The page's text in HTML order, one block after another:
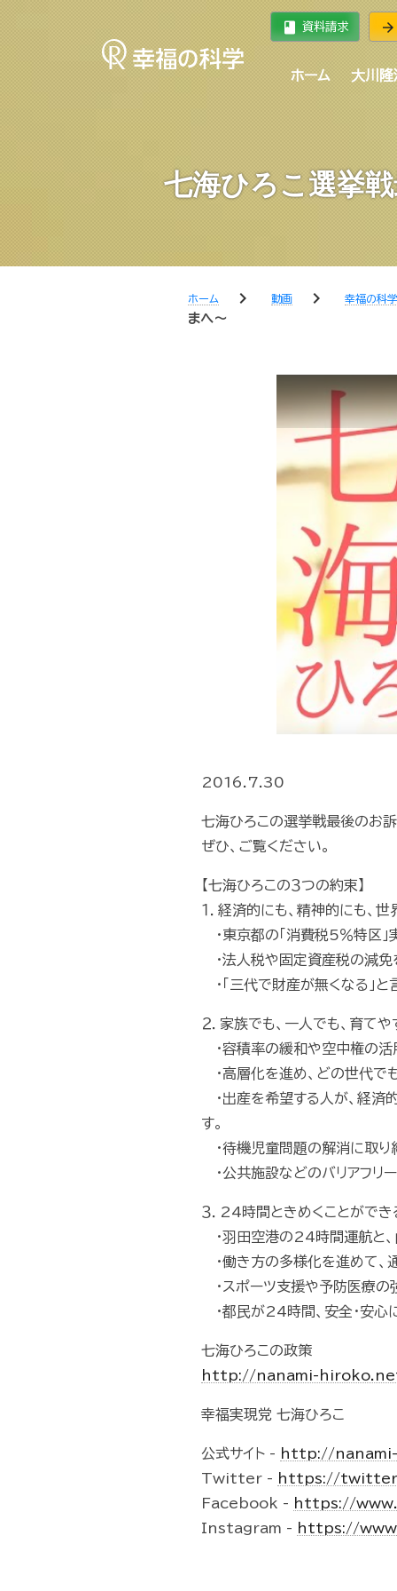
book 資料請求 arrow_forward
ホーム 大川隆
七海ひろこ選挙
ホーム chevron_right 動画 chevron_right 幸福の科
まへ～
2016.7.30
七海ひろこの選挙戦最後のお
ぜひ、ご覧ください。
【七海ひろこの３つの約束】
１．経済的にも、精神的にも、
・東京都の「消費税5％特区」
・法人税や固定資産税の減免
・「三代で財産が無くなる」
２．家族でも、一人でも、育て
・容積率の緩和や空中権の活
・高層化を進め、どの世代で
・出産を希望する人が、経済
す。
・待機児童問題の解消に取り
・公共施設などのバリアフリ
３．24時間ときめくことができ
・羽田空港の24時間運航と
・働き方の多様化を進めて、
・スポーツ支援や予防医療の
・都民が24時間、安全・安心
七海ひろこの政策
http://nanami-
幸福実現党 七海ひろこ
公式サイト - http://
Twitter - https://
Facebook - https://
Instagram - https://